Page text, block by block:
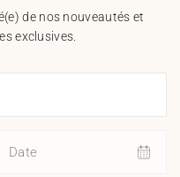
de nos nouveautés et
exclusives.
Date